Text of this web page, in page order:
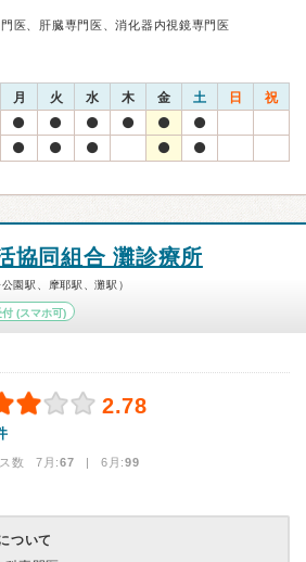
医、肝臓専門医、消化器内視鏡専門医
月 火 水 木 金 土 日 祝
協同組合 灘診療所
園駅、摩耶駅、灘駅）
付(スマホ可)
2.78
数 7月:67 | 6月:99
ついて